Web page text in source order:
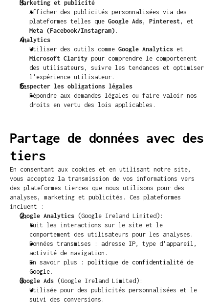
Marketing et publicité
Afficher des publicités personnalisées via des
plateformes telles que Google Ads, Pinterest
Meta (Facebook/Instagram) .
Analytics
Utiliser des outils comme Google Analytics
Microsoft Clarity pour comprendre le comportement
des utilisateurs, suivre les tendances et optimiser
l'expérience utilisateur.
Respecter les obligations légales
Répondre aux demandes légales ou faire valoir nos
droits en vertu des lois applicables.
Partage de données avec des
tiers
En consentant aux cookies et en utilisant notre site,
vous acceptez la transmission de vos informations vers
des plateformes tierces que nous utilisons pour des
analyses, marketing et publicités. Ces plateformes
incluent :
Google Analytics (Google Ireland Limited):
Suit les interactions sur le site et le
comportement des utilisateurs pour les analyses.
Données transmises : adresse IP, type d'appareil,
activité de navigation.
En savoir plus : politique de confidentialité de
Google .
Google Ads (Google Ireland Limited):
Utilisée pour des publicités personnalisées et le
suivi des conversions.